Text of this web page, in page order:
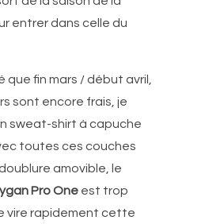
entrer dans celle du
que fin mars / début avril,
sont encore frais, je
sweat-shirt à capuche
toutes ces couches
amovible, le
Pro One est trop
vire rapidement cette